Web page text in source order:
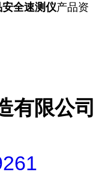
安全速测仪产品资
有限公司